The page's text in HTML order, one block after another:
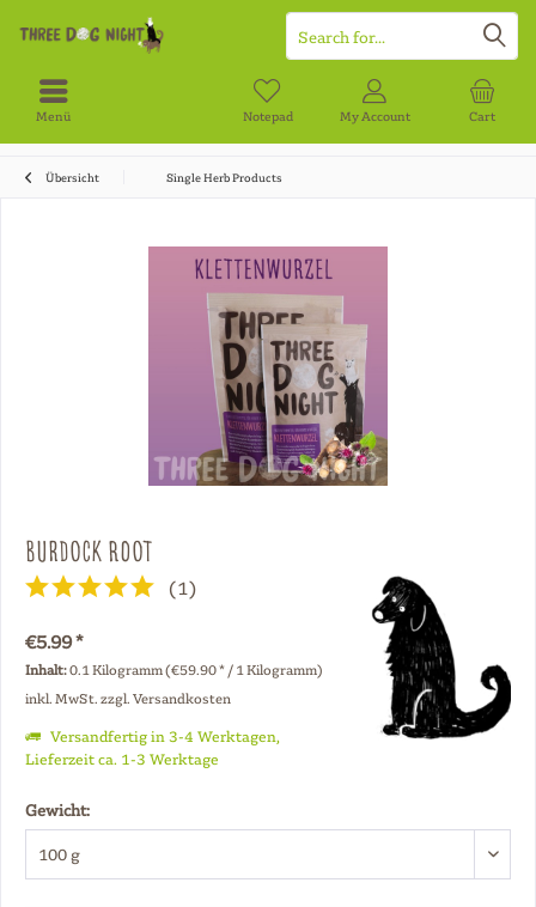
Menü Cart
Notepad My Account
Übersicht Single Herb Products
Burdock Root
(1)
€5.99 *
Inhalt:0.1 Kilogramm (€59.90 * / 1 Kilogramm)
inkl. MwSt. zzgl. Versandkosten
Versandfertig in 3-4 Werktagen,
Lieferzeit ca. 1-3 Werktage
Gewicht: